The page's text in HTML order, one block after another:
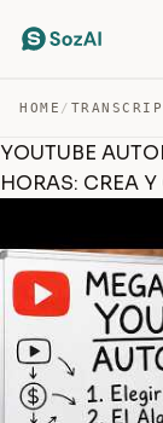
HOME /
YOUTUBE
HORAS: CREA